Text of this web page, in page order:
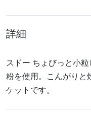
詳細
スドー ちょびっと小
粉を使用。こんがりと
ケットです。